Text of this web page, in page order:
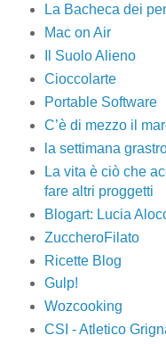
La Bacheca dei
Mac on Air
Il Suolo Alieno
Cioccolarte
Portable Software
C’è di mezzo il
la settimana
La vita è ciò che
fare altri proggetti
Blogart: Lucia
ZuccheroFilato
Ricette Blog
Gulp!
Wozcooking
CSI - Atletico